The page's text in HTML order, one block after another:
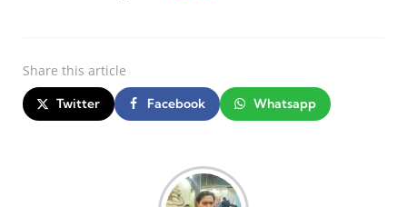
Share this article
Twitter Facebook Whatsapp